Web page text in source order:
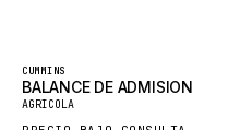
GROVE CRANE
Destacado
CUMMINS
BALANCE DE ADMISION
AGRICOLA